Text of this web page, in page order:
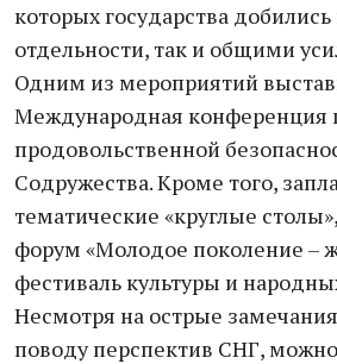
которых государства добились
отдельности, так и общими
Одним из мероприятий
Международная
продовольственной
Содружества. Кроме того,
тематические «круглые
форум «Молодое поколение –
фестиваль культуры и
Несмотря на острые
поводу перспектив СНГ,